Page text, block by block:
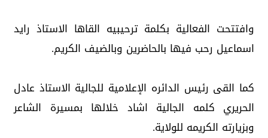
وافتتحت الفعالية بكلمة ترحيبيه القاها الاستاذ رايد
اسماعيل رحب فيها بالحاضرين وبالضيف الكريم.
كما القى رئيس الدائره الإعلامية للجالية الاستاذ عادل
الحريري كلمه الجالية اشاد خلالها بمسيرة الشاعر
وبزيارته الكريمه للولاية.